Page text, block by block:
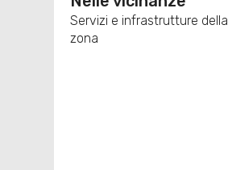
Servizi e infrastrutture della
zona